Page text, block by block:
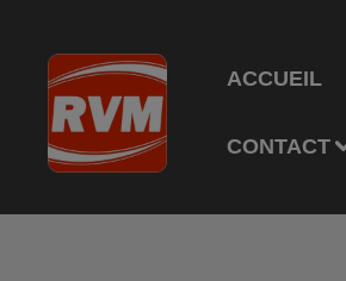
ACCUEIL
CONTACT